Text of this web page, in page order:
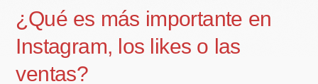
¿Qué es más importante en
Instagram, los likes o las
ventas?